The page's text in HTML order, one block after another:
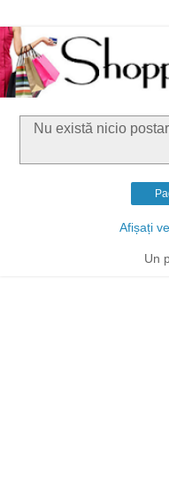
Nu există nicio
Afișați
Un